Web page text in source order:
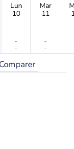
Lun
10
-
-
Mar
11
-
-
Comparer